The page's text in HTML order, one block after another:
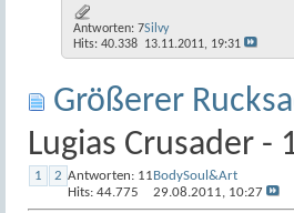
Antworten: 7
Hits: 40.338
Silvy
13.11.2011, 19:31
Größerer
Lugias Crusader -
1 2 Antworten: 11
Hits: 44.775
BodySoul&Art
29.08.2011, 10:27